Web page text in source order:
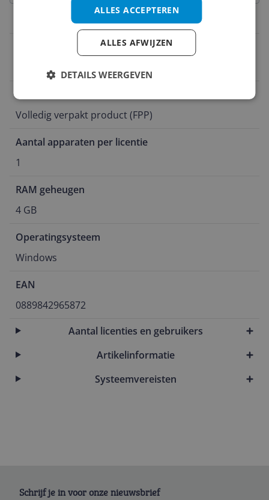
Overige kenmerken
Nederlands
Platform
Volledig verpakt product (FPP)
Aantal apparaten per licentie
1
RAM geheugen
4 GB
Operatingsysteem
Windows
EAN
0889842965872
Aantal licenties en gebruikers
Artikelinformatie
Systeemvereisten
Schrijf je in voor onze nieuwsbrief
ALLES ACCEPTEREN
ALLES AFWIJZEN
DETAILS WEERGEVEN